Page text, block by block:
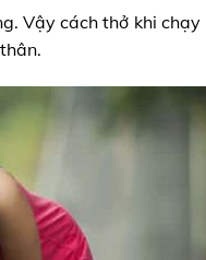
Vậy cách thở khi